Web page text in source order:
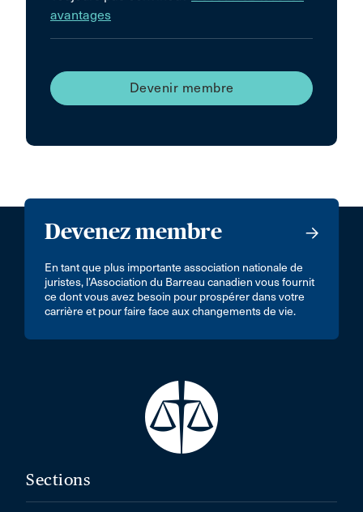
avantages
Devenir membre
Devenez membre
En tant que plus importante association nationale de
juristes, l’Association du Barreau canadien vous fournit
ce dont vous avez besoin pour prospérer dans votre
carrière et pour faire face aux changements de vie.
Sections